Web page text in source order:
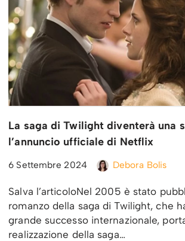
La saga di Twilight diventerà una
l’annuncio ufficiale di Netflix
6 Settembre 2024 Debora Bolis
Salva l’articoloNel 2005 è stato
romanzo della saga di Twilight, che
grande successo internazionale,
realizzazione della saga…